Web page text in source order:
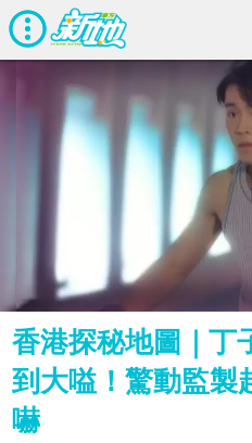
香港探秘地圖｜丁
到大嗌！驚動監製
嚇